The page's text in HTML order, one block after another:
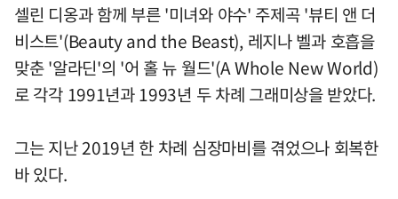
셀린 디옹과 함께 부른 '미녀와 야수' 주제곡 '뷰티 앤 더
비스트'(Beauty and the Beast), 레지나 벨과 호흡을
맞춘 '알라딘'의 '어 홀 뉴 월드'(A Whole New World)
로 각각 1991년과 1993년 두 차례 그래미상을 받았다.
그는 지난 2019년 한 차례 심장마비를 겪었으나 회복한
바 있다.